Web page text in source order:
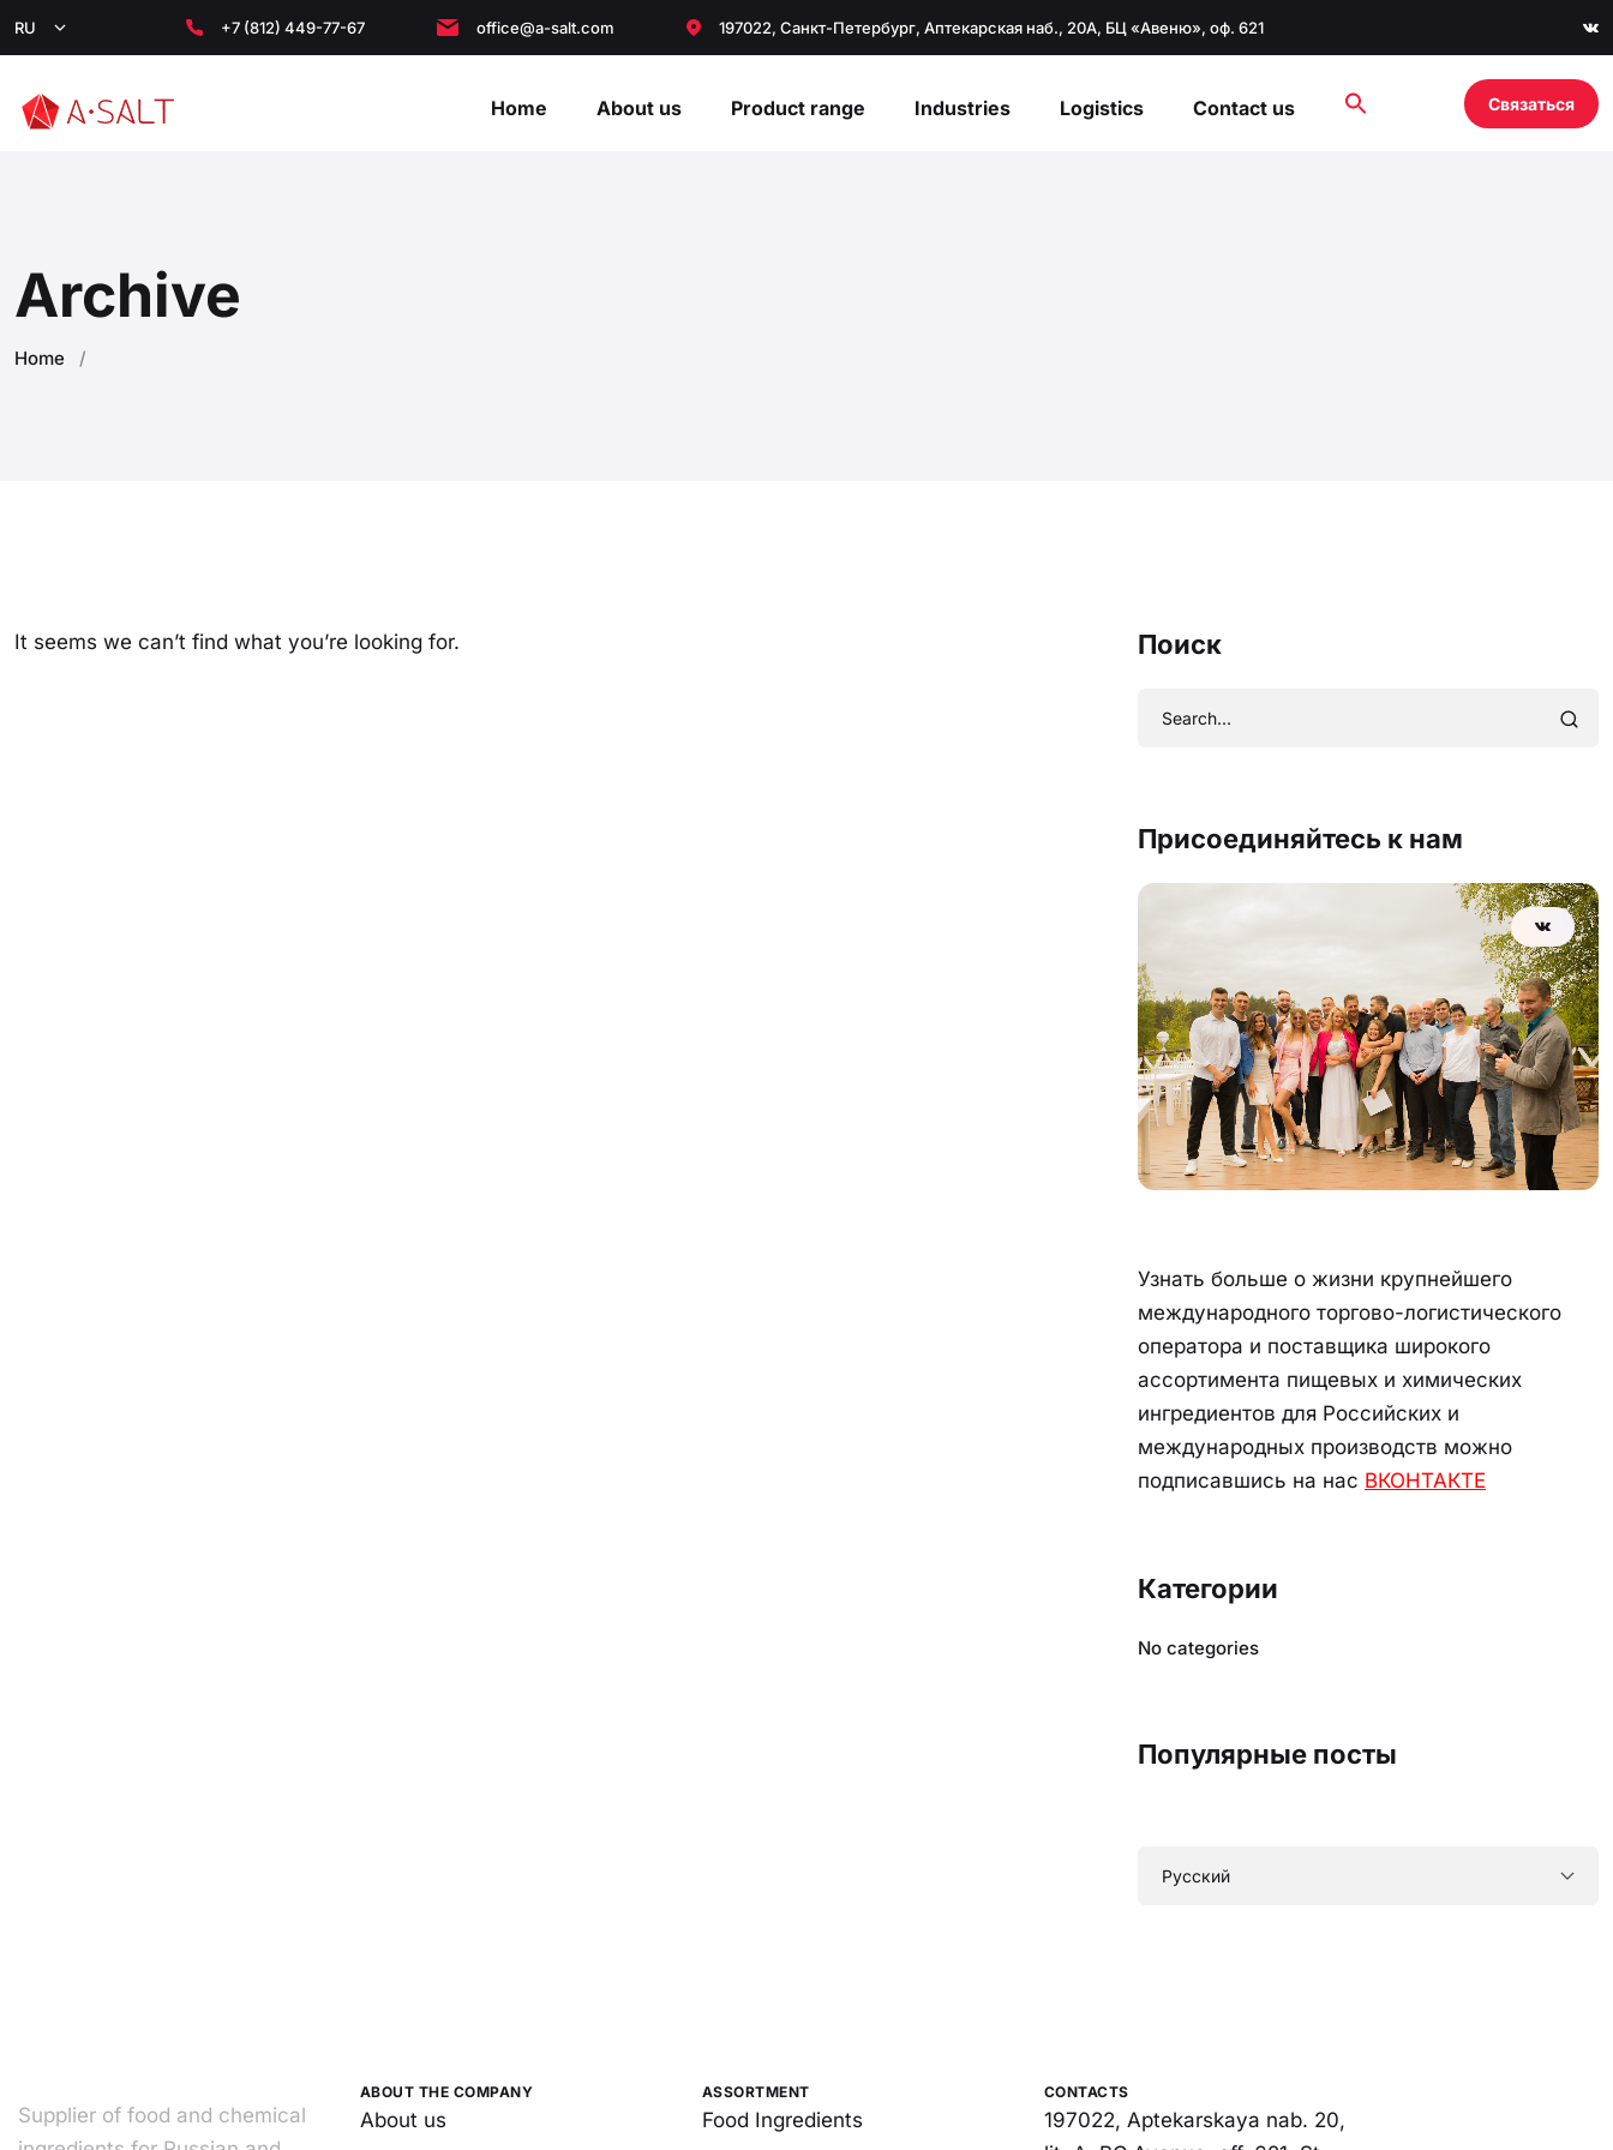
RU +7 (812) 449-77-67 office@a-salt.com 197022, Санкт-Петербург, Аптекарская наб., 20А, БЦ «Авеню», оф. 621
Home About us Product range Industries Logistics Contact us Связаться
Archive
Home /
It seems we can’t find what you’re looking for. Поиск
Присоединяйтесь к нам
Узнать больше о жизни крупнейшего
международного торгово-логистического
оператора и поставщика широкого
ассортимента пищевых и химических
ингредиентов для Российских и
международных производств можно
подписавшись на нас ВКОНТАКТЕ
Категории
No categories
Популярные посты
Supplier of food and chemical
ABOUT THE COMPANY
About us
ASSORTMENT
Food Ingredients
CONTACTS
197022, Aptekarskaya nab. 20,